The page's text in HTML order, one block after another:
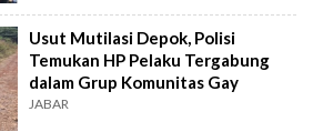
Usut Mutilasi Depok, Polisi
Temukan HP Pelaku Tergabung
dalam Grup Komunitas Gay
JABAR